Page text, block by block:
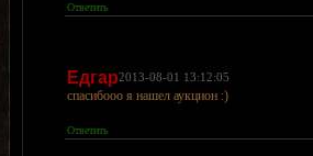
Ответить
Едгар2013-08-01 13:12:05
спасибооо я нашел аукцион :)
Ответить